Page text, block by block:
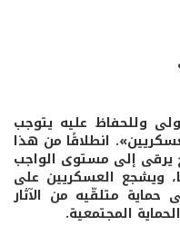
وللحفاظ عليه يتوجب
انطلاقًا من هذا
يرقى إلى مستوى الواجب
ويشجع العسكريين على
حماية متلقّيه من الآثار
المجتمعية.